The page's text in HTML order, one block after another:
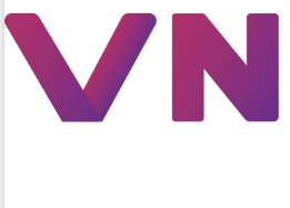
Gỡ khó, khởi công xây dựng, sửa chữa
toàn bộ nhà ở cho hộ dân đúng tiến độ
đề ra
UBND tỉnh Đắk Lắk tổng kết công tác
quốc phòng, quân sự địa phương năm